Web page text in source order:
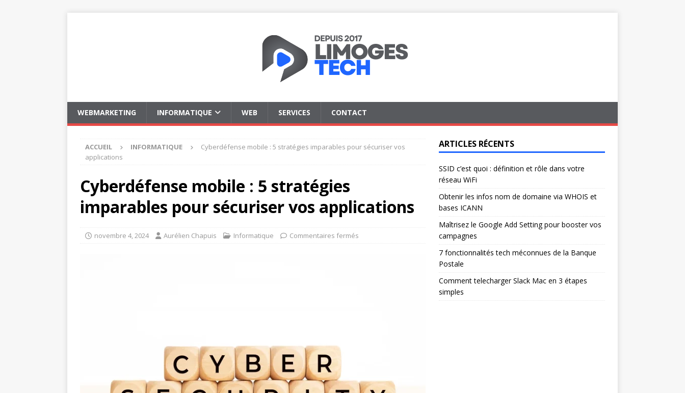
WEBMARKETING INFORMATIQUE WEB SERVICES CONTACT
ACCUEIL INFORMATIQUE
Cyberdéfense mobile : 5 stratégies imparables pour sécuriser vos
applications
Cyberdéfense mobile : 5 stratégies
imparables pour sécuriser vos applications
novembre 4, 2024 Aurélien Chapuis Informatique Commentaires fermés
ARTICLES RÉCENTS
SSID c’est quoi : définition et rôle dans votre
réseau WiFi
Obtenir les infos nom de domaine via WHOIS et
bases ICANN
Maîtrisez le Google Add Setting pour booster vos
campagnes
7 fonctionnalités tech méconnues de la Banque
Postale
Comment telecharger Slack Mac en 3 étapes
simples